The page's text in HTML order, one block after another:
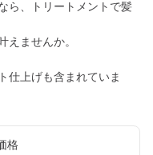
ら、トリートメントで髪
えませんか。
仕上げも含まれていま
格